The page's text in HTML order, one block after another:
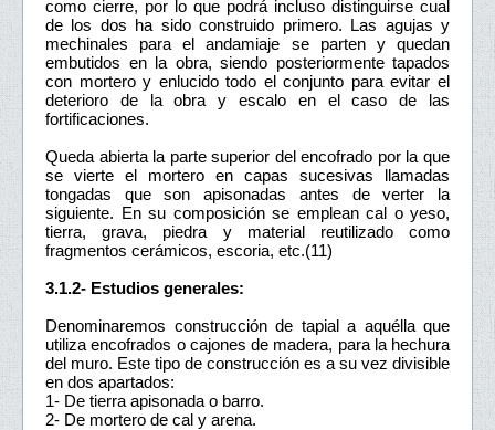
como cierre, por lo que podrá incluso distinguirse cual
de los dos ha sido construido primero. Las agujas y
mechinales para el andamiaje se parten y quedan
embutidos en la obra, siendo posteriormente tapados
con mortero y enlucido todo el conjunto para evitar el
deterioro de la obra y escalo en el caso de las
fortificaciones.
Queda abierta la parte superior del encofrado por la que
se vierte el mortero en capas sucesivas llamadas
tongadas que son apisonadas antes de verter la
siguiente. En su composición se emplean cal o yeso,
tierra, grava, piedra y material reutilizado como
fragmentos cerámicos, escoria, etc.(11)
3.1.2- Estudios generales:
Denominaremos construcción de tapial a aquélla que
utiliza encofrados o cajones de madera, para la hechura
del muro. Este tipo de construcción es a su vez divisible
en dos apartados:
1- De tierra apisonada o barro.
2- De mortero de cal y arena.